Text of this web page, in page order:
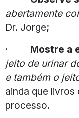
abertamente
Dr. Jorge;
· Mostre a
jeito de urinar
e também o
ainda que
processo.